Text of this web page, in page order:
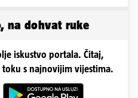
na dohvat ruke
iskustvo portala. Čitaj,
s najnovijim vijestima.